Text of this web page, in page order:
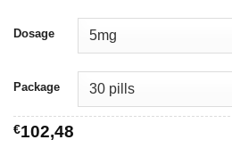
Dosage
Package
€102,48